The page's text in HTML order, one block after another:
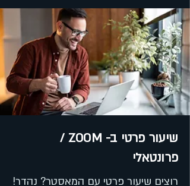
שיעור פרטי ב- ZOOM /
פרונטאלי
רוצים שיעור פרטי עם המאסטר? נהדר!